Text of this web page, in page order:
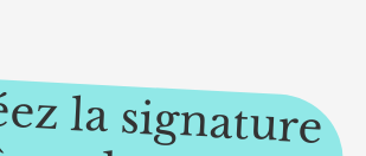
la signature
de votre